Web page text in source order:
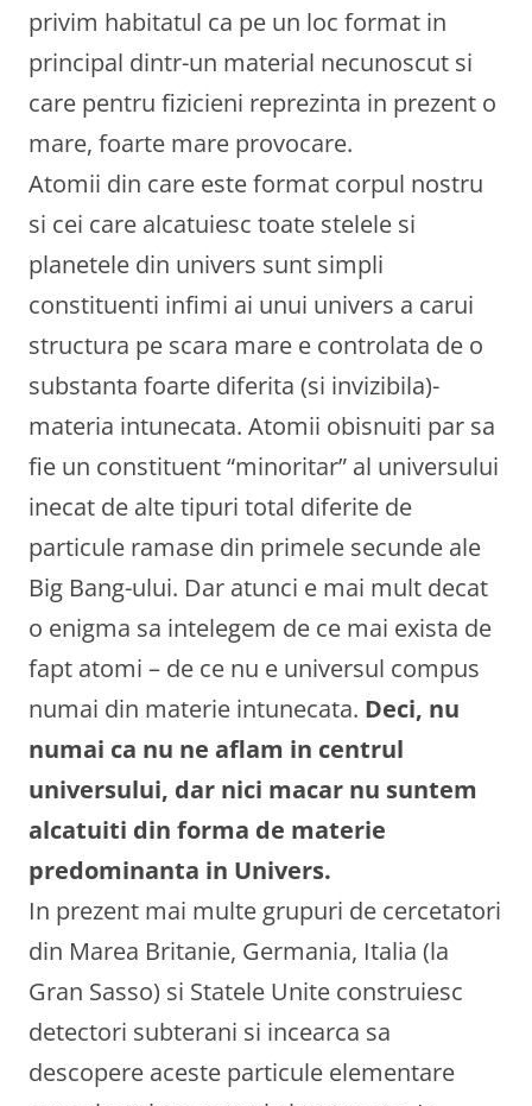
privim habitatul ca pe un loc format in
principal dintr-un material necunoscut si
care pentru fizicieni reprezinta in prezent o
mare, foarte mare provocare.
Atomii din care este format corpul nostru
si cei care alcatuiesc toate stelele si
planetele din univers sunt simpli
constituenti infimi ai unui univers a carui
structura pe scara mare e controlata de o
substanta foarte diferita (si invizibila)-
materia intunecata. Atomii obisnuiti par sa
fie un constituent “minoritar” al universului
inecat de alte tipuri total diferite de
particule ramase din primele secunde ale
Big Bang-ului. Dar atunci e mai mult decat
o enigma sa intelegem de ce mai exista de
fapt atomi – de ce nu e universul compus
numai din materie intunecata. Deci, nu
numai ca nu ne aflam in centrul
universului, dar nici macar nu suntem
alcatuiti din forma de materie
predominanta in Univers.
In prezent mai multe grupuri de cercetatori
din Marea Britanie, Germania, Italia (la
Gran Sasso) si Statele Unite construiesc
detectori subterani si incearca sa
descopere aceste particule elementare